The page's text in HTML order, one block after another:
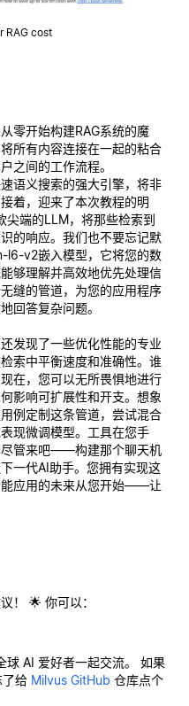
RAG cost
零开始构建RAG系统的魔
所有内容连接在一起的粘合
之间的工作流程。
语义搜索的强大引擎，将非
着，迎来了本次教程的明
尖端的LLM，将那些检索到
的响应。我们也不要忘记默
v2嵌入模型，它将您的数
够理解并高效地优先处理信
缝的管道，为您的应用程序
回答复杂问题。
发现了一些优化性能的专业
索中平衡速度和准确性。谁
在，您可以无所畏惧地进行
影响可扩展性和开支。想象
例定制这条管道，尝试混合
现微调模型。工具在您手
尽管来吧——构建那个聊天机
一代AI助手。您拥有实现这
应用的未来从您开始——让
！ 🌟 你可以：
球 AI 爱好者一起交流。 如果
给 Milvus GitHub 仓库点个